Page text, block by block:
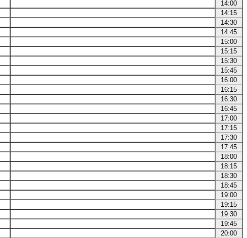
14:00
14:15
14:30
14:45
15:00
15:15
15:30
15:45
16:00
16:15
16:30
16:45
17:00
17:15
17:30
17:45
18:00
18:15
18:30
18:45
19:00
19:15
19:30
19:45
20:00